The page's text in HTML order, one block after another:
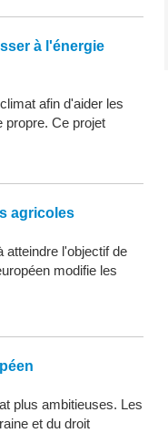
à l'énergie
afin d'aider les
propre. Ce projet
agricoles
atteindre l'objectif de
modifie les
plus ambitieuses. Les
et du droit